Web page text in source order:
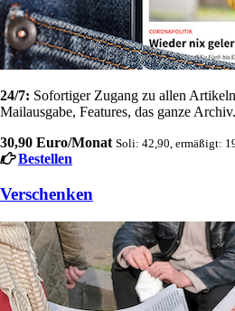
24/7: Sofortiger Zugang zu allen
Mailausgabe, Features, das ganze Archiv.
30,90 Euro/Monat Soli: 42,90, ermäßigt:
Bestellen
Verschenken